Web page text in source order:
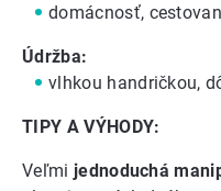
domácnosť,
Údržba:
vlhkou handričkou,
TIPY A VÝHODY:
Veľmi jednoduchá